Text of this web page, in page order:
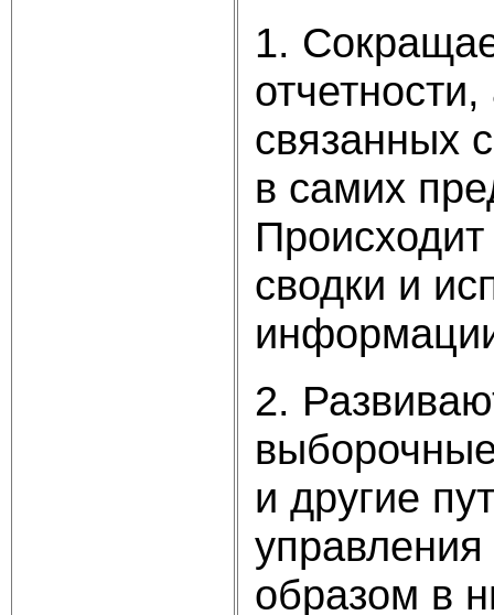
1.
связанных
в самих
сводки и
2.
и другие
образом в